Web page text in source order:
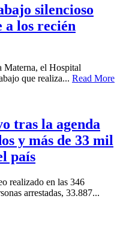
silencioso
a los recién
Materna, el Hospital
que realiza... Read More
tras la agenda
y más de 33 mil
país
realizado en las 346
arrestadas, 33.887...